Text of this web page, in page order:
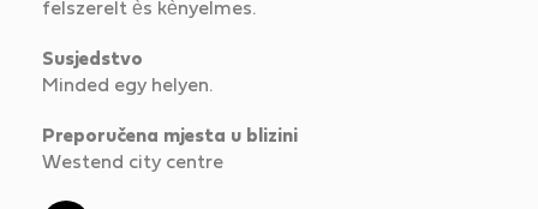
felszerelt ès kènyelmes.
Susjedstvo
Minded egy helyen.
Preporučena mjesta u blizini
Westend city centre